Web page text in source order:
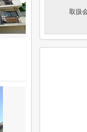
取扱